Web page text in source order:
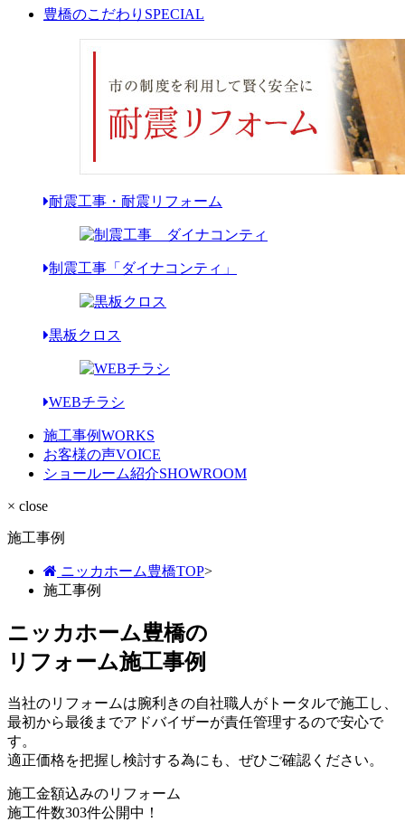
豊橋のこだわり SPECIAL
耐震工事・耐震リフォーム
制震工事「ダイナコンティ」
黒板クロス
WEBチラシ
施工事例WORKS
お客様の声VOICE
ショールーム紹介SHOWROOM
× close
施工事例
ニッカホーム豊橋TOP>
施工事例
ニッカホーム豊橋の
リフォーム施工事例
当社のリフォームは腕利きの自社職人がトータルで施工し、
最初から最後までアドバイザーが責任管理するので安心で
す。
適正価格を把握し検討する為にも、ぜひご確認ください。
施工金額込みのリフォーム
施工件数303件公開中！